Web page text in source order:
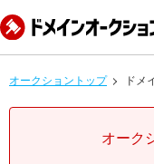
オークショントップ ドメ
オーク